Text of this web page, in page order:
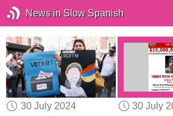
News in Slow Spanish
30 July 2024
30 July